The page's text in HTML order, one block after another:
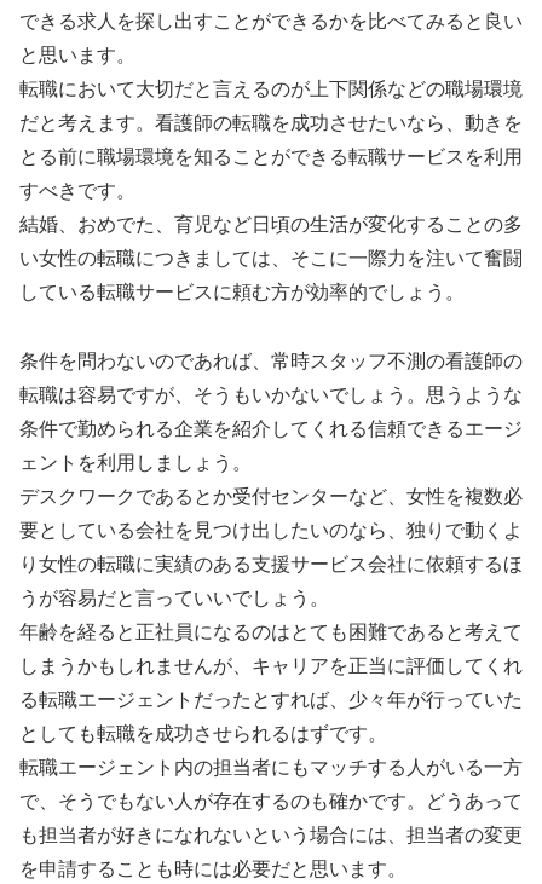
できる求人を探し出すことができるかを比べてみると良い
と思います。
転職において大切だと言えるのが上下関係などの職場環境
だと考えます。看護師の転職を成功させたいなら、動きを
とる前に職場環境を知ることができる転職サービスを利用
すべきです。
結婚、おめでた、育児など日頃の生活が変化することの多
い女性の転職につきましては、そこに一際力を注いて奮闘
している転職サービスに頼む方が効率的でしょう。
条件を問わないのであれば、常時スタッフ不測の看護師の
転職は容易ですが、そうもいかないでしょう。思うような
条件で勤められる企業を紹介してくれる信頼できるエージ
ェントを利用しましょう。
デスクワークであるとか受付センターなど、女性を複数必
要としている会社を見つけ出したいのなら、独りで動くよ
り女性の転職に実績のある支援サービス会社に依頼するほ
うが容易だと言っていいでしょう。
年齢を経ると正社員になるのはとても困難であると考えて
しまうかもしれませんが、キャリアを正当に評価してくれ
る転職エージェントだったとすれば、少々年が行っていた
としても転職を成功させられるはずです。
転職エージェント内の担当者にもマッチする人がいる一方
で、そうでもない人が存在するのも確かです。どうあって
も担当者が好きになれないという場合には、担当者の変更
を申請することも時には必要だと思います。